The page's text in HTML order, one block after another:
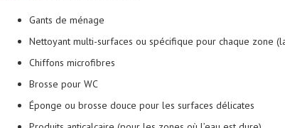
Gants de ménage
Nettoyant multi-surfaces ou spécifique pour chaque zone
Chiffons microfibres
Brosse pour WC
Éponge ou brosse douce pour les surfaces délicates